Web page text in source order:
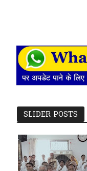
SLIDER POSTS